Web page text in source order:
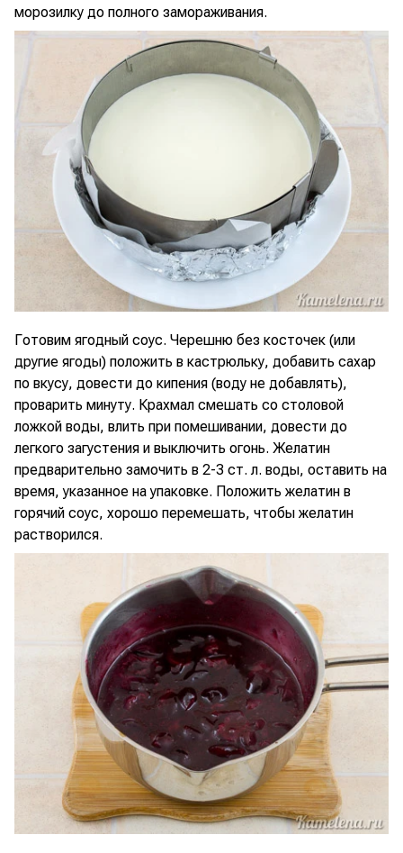
морозилку до полного замораживания.
Готовим ягодный соус. Черешню без косточек (или
другие ягоды) положить в кастрюльку, добавить сахар
по вкусу, довести до кипения (воду не добавлять),
проварить минуту. Крахмал смешать со столовой
ложкой воды, влить при помешивании, довести до
легкого загустения и выключить огонь. Желатин
предварительно замочить в 2-3 ст. л. воды, оставить на
время, указанное на упаковке. Положить желатин в
горячий соус, хорошо перемешать, чтобы желатин
растворился.